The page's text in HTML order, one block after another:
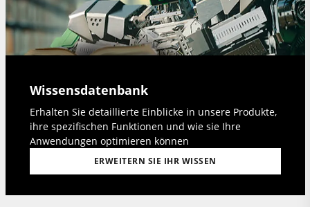
Wissensdatenbank
Erhalten Sie detaillierte Einblicke in unsere Produkte,
ihre spezifischen Funktionen und wie sie Ihre
Anwendungen optimieren können
ERWEITERN SIE IHR WISSEN